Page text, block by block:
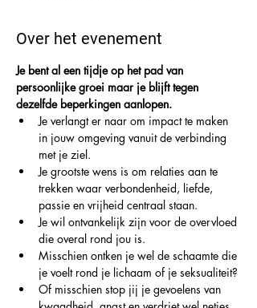
Over het evenement
Je bent al een tijdje op het pad van
persoonlijke groei maar je blijft tegen
dezelfde beperkingen aanlopen.
Je verlangt er naar om impact te maken
in jouw omgeving vanuit de verbinding
met je ziel.
Je grootste wens is om relaties aan te
trekken waar verbondenheid, liefde,
passie en vrijheid centraal staan.
Je wil ontvankelijk zijn voor de overvloed
die overal rond jou is.
Misschien ontken je wel de schaamte die
je voelt rond je lichaam of je seksualiteit?
Of misschien stop jij je gevoelens van